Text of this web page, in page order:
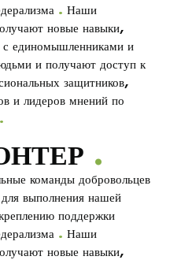
. Наши
новые навыки,
с единомышленниками и
и получают доступ к
защитников,
и лидеров мнений по
.
.
команды добровольцев
выполнения нашей
поддержки
. Наши
новые навыки,